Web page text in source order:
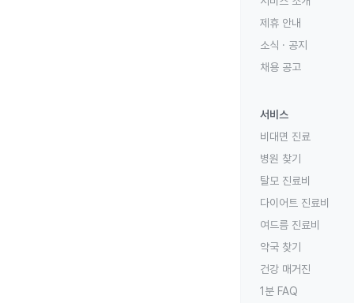
제휴 안내
소식 · 공지
채용 공고
서비스
비대면 진료
병원 찾기
탈모 진료비
다이어트 진료비
여드름 진료비
약국 찾기
건강 매거진
1분 FAQ